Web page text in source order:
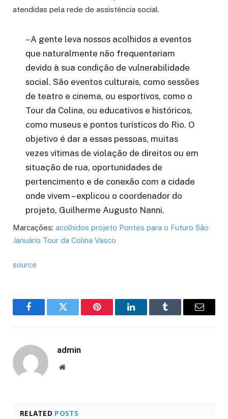
atendidas pela rede de assistência social.
– A gente leva nossos acolhidos a eventos
que naturalmente não frequentariam
devido à sua condição de vulnerabilidade
social. São eventos culturais, como sessões
de teatro e cinema, ou esportivos, como o
Tour da Colina, ou educativos e históricos,
como museus e pontos turísticos do Rio. O
objetivo é dar a essas pessoas, muitas
vezes vítimas de violação de direitos ou em
situação de rua, oportunidades de
pertencimento e de conexão com a cidade
onde vivem – explicou o coordenador do
projeto, Guilherme Augusto Nanni.
Marcações: acolhidos projeto Pontes para o Futuro São
Januário Tour da Colina Vasco
source
FacebookTwitter Pinterest LinkedInTumblr Email
admin
Website
RELATED POSTS